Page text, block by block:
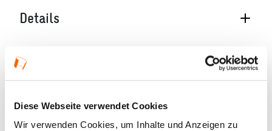
Diese Webseite verwendet Cookies
Wir verwenden Cookies, um Inhalte und Anzeigen zu
Details
07.09.2026, 10:00 Uhr in Frankfurt am Main
Öffnungszeiten:
Diese Führung findet am 7.9., 8.9., 9.9., 10.9. und
11.9. jeweils um 10 Uhr und 15 Uhr statt.